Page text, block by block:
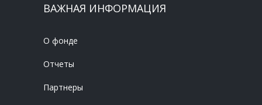
ВАЖНАЯ ИНФОРМАЦИЯ
О фонде
Отчеты
Партнеры